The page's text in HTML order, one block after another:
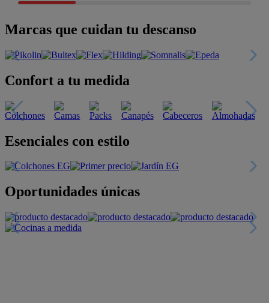
Marcas que cuidan tu descanso
Confort a tu medida
Esenciales con estilo
Oportunidades únicas